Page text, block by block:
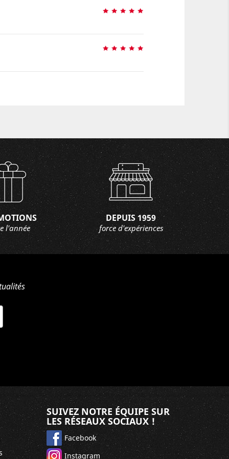
l'année
DEPUIS 1959
force d'expériences
SUIVEZ NOTRE ÉQUIPE SUR
LES RÉSEAUX SOCIAUX !
Facebook
Instagram